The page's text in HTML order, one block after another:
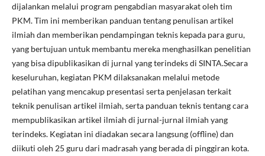
dijalankan melalui program pengabdian masyarakat oleh tim
PKM. Tim ini memberikan panduan tentang penulisan artikel
ilmiah dan memberikan pendampingan teknis kepada para guru,
yang bertujuan untuk membantu mereka menghasilkan penelitian
yang bisa dipublikasikan di jurnal yang terindeks di SINTA.Secara
keseluruhan, kegiatan PKM dilaksanakan melalui metode
pelatihan yang mencakup presentasi serta penjelasan terkait
teknik penulisan artikel ilmiah, serta panduan teknis tentang cara
mempublikasikan artikel ilmiah di jurnal-jurnal ilmiah yang
terindeks. Kegiatan ini diadakan secara langsung (offline) dan
diikuti oleh 25 guru dari madrasah yang berada di pinggiran kota.